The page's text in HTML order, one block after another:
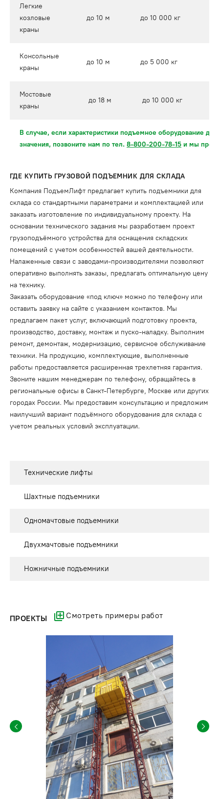
Легкие
козловые
краны
до 10 м до 10 000 кг
Консольные
краны
до 10 м до 5 000 кг
Мостовые
краны
до 18 м до 10 000 кг
В случае, если характеристики подъемное оборудование
значения, позвоните нам по тел. 8-800-200-78-15 и мы
ГДЕ КУПИТЬ ГРУЗОВОЙ ПОДЪЕМНИК ДЛЯ СКЛАДА
Компания ПодъемЛифт предлагает купить подъемники для
склада со стандартными параметрами и комплектацией или
заказать изготовление по индивидуальному проекту. На
основании технического задания мы разработаем проект
грузоподъёмного устройства для оснащения складских
помещений с учетом особенностей вашей деятельности.
Налаженные связи с заводами-производителями позволяют
оперативно выполнять заказы, предлагать оптимальную цену
на технику.
Заказать оборудование «под ключ» можно по телефону или
оставить заявку на сайте с указанием контактов. Мы
предлагаем пакет услуг, включающий подготовку проекта,
производство, доставку, монтаж и пуско-наладку. Выполним
ремонт, демонтаж, модернизацию, сервисное обслуживание
техники. На продукцию, комплектующие, выполненные
работы предоставляется расширенная трехлетняя гарантия.
Звоните нашим менеджерам по телефону, обращайтесь в
региональные офисы в Санкт-Петербурге, Москве или других
городах России. Мы предоставим консультацию и предложим
наилучший вариант подъёмного оборудования для склада с
учетом реальных условий эксплуатации.
Технические лифты
Шахтные подъемники
Одномачтовые подъемники
Двухмачтовые подъемники
Ножничные подъемники
ПРОЕКТЫ Смотреть примеры работ